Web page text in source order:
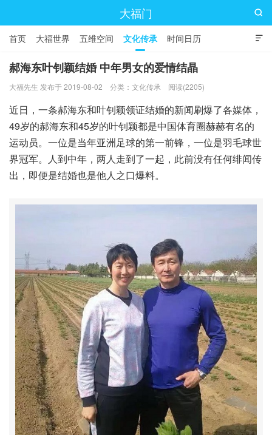
大福门

首页 大福世界 五维空间 文化传承 时间日历

郝海东叶钊颖结婚 中年男女的爱情结晶
大福先生 发布于 2019-08-02 分类： 文化传承 阅读(2205)
近日，一条郝海东和叶钊颖领证结婚的新闻刷爆了各媒体，
49岁的郝海东和45岁的叶钊颖都是中国体育圈赫赫有名的
运动员。一位是当年亚洲足球的第一前锋，一位是羽毛球世
界冠军。人到中年，两人走到了一起，此前没有任何绯闻传
出，即便是结婚也是他人之口爆料。